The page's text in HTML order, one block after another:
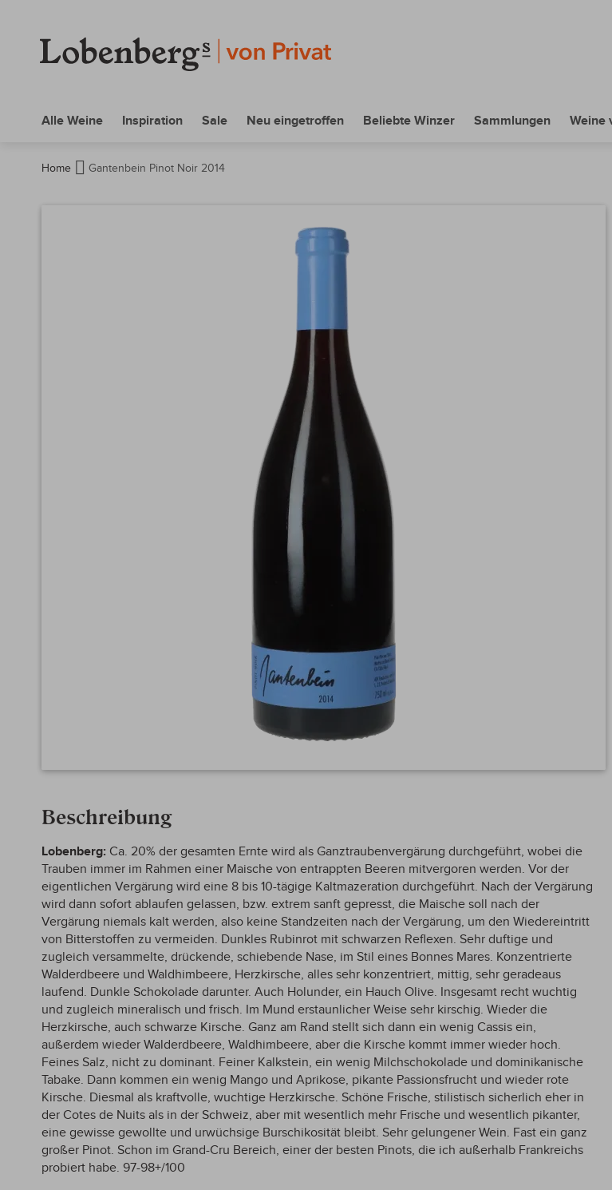
Alle Weine Inspiration Sale Neu eingetroffen Beliebte Winzer Sammlungen Weine
Home Gantenbein Pinot Noir 2014
Zum
der
springen
Beschreibung
Lobenberg: Ca. 20% der gesamten Ernte wird als Ganztraubenvergärung durchgeführt, wobei die
Trauben immer im Rahmen einer Maische von entrappten Beeren mitvergoren werden. Vor der
eigentlichen Vergärung wird eine 8 bis 10-tägige Kaltmazeration durchgeführt. Nach der Vergärung
wird dann sofort ablaufen gelassen, bzw. extrem sanft gepresst, die Maische soll nach der
Vergärung niemals kalt werden, also keine Standzeiten nach der Vergärung, um den Wiedereintritt
von Bitterstoffen zu vermeiden. Dunkles Rubinrot mit schwarzen Reflexen. Sehr duftige und
zugleich versammelte, drückende, schiebende Nase, im Stil eines Bonnes Mares. Konzentrierte
Walderdbeere und Waldhimbeere, Herzkirsche, alles sehr konzentriert, mittig, sehr geradeaus
laufend. Dunkle Schokolade darunter. Auch Holunder, ein Hauch Olive. Insgesamt recht wuchtig
und zugleich mineralisch und frisch. Im Mund erstaunlicher Weise sehr kirschig. Wieder die
Herzkirsche, auch schwarze Kirsche. Ganz am Rand stellt sich dann ein wenig Cassis ein,
außerdem wieder Walderdbeere, Waldhimbeere, aber die Kirsche kommt immer wieder hoch.
Feines Salz, nicht zu dominant. Feiner Kalkstein, ein wenig Milchschokolade und dominikanische
Tabake. Dann kommen ein wenig Mango und Aprikose, pikante Passionsfrucht und wieder rote
Kirsche. Diesmal als kraftvolle, wuchtige Herzkirsche. Schöne Frische, stilistisch sicherlich eher in
der Cotes de Nuits als in der Schweiz, aber mit wesentlich mehr Frische und wesentlich pikanter,
eine gewisse gewollte und urwüchsige Burschikosität bleibt. Sehr gelungener Wein. Fast ein ganz
großer Pinot. Schon im Grand-Cru Bereich, einer der besten Pinots, die ich außerhalb Frankreichs
probiert habe. 97-98+/100